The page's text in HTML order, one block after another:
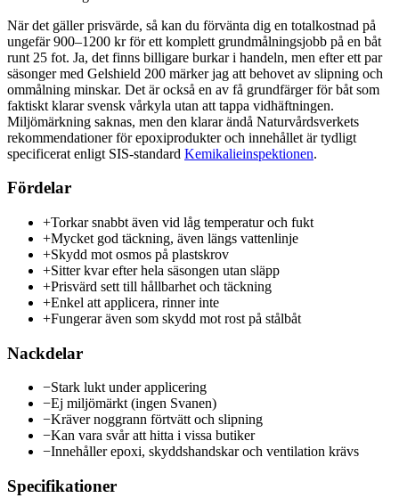
När det gäller prisvärde, så kan du förvänta dig en totalkostnad på
ungefär 900–1200 kr för ett komplett grundmålningsjobb på en båt
runt 25 fot. Ja, det finns billigare burkar i handeln, men efter ett par
säsonger med Gelshield 200 märker jag att behovet av slipning och
ommålning minskar. Det är också en av få grundfärger för båt som
faktiskt klarar svensk vårkyla utan att tappa vidhäftningen.
Miljömärkning saknas, men den klarar ändå Naturvårdsverkets
rekommendationer för epoxiprodukter och innehållet är tydligt
specificerat enligt SIS-standard Kemikalieinspektionen.
Fördelar
+Torkar snabbt även vid låg temperatur och fukt
+Mycket god täckning, även längs vattenlinje
+Skydd mot osmos på plastskrov
+Sitter kvar efter hela säsongen utan släpp
+Prisvärd sett till hållbarhet och täckning
+Enkel att applicera, rinner inte
+Fungerar även som skydd mot rost på stålbåt
Nackdelar
−Stark lukt under applicering
−Ej miljömärkt (ingen Svanen)
−Kräver noggrann förtvätt och slipning
−Kan vara svår att hitta i vissa butiker
−Innehåller epoxi, skyddshandskar och ventilation krävs
Specifikationer